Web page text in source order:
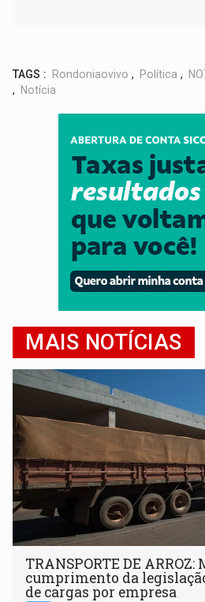
TAGS : Rondoniaovivo , Política ,
,
Notícia
MAIS NOTÍCIAS
TRANSPORTE DE ARROZ:
cumprimento da
de cargas por empresa